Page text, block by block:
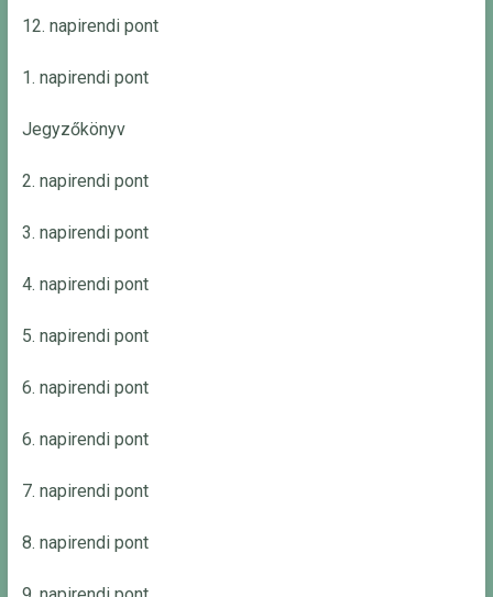
12. napirendi pont
1. napirendi pont
Jegyzőkönyv
2. napirendi pont
3. napirendi pont
4. napirendi pont
5. napirendi pont
6. napirendi pont
6. napirendi pont
7. napirendi pont
8. napirendi pont